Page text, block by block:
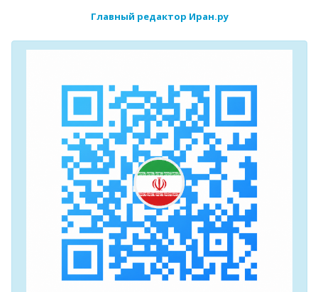
Главный редактор Иран.ру